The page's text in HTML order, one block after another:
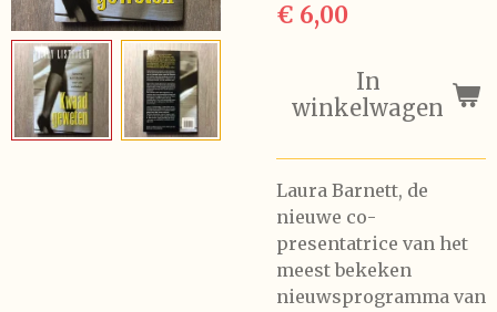
€ 6,00
In
winkelwagen
Laura Barnett, de
nieuwe co-
presentatrice van het
meest bekeken
nieuwsprogramma van